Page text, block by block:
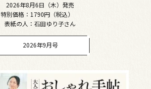
2026年8月6日（木）発売
特別価格：1790円（税込）
表紙の人：石田ゆり子さん
2026年9月号